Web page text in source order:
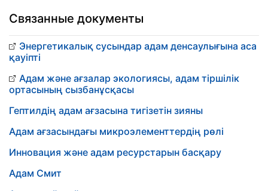
Связанные документы
Энергетикалық сусындар адам денсаулығына аса
қауіпті
Адам және ағзалар экологиясы, адам тіршілік
ортасының сызбанұсқасы
Гептилдің адам ағзасына тигізетін зияны
Адам ағзасындағы микроэлементтердің рөлі
Инновация және адам ресурстарын басқару
Адам Смит